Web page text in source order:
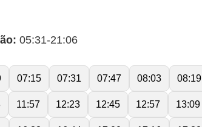
05:31-21:06
07:15 07:31 07:47 08:03 08:19
11:57 12:23 12:45 12:57 13:09